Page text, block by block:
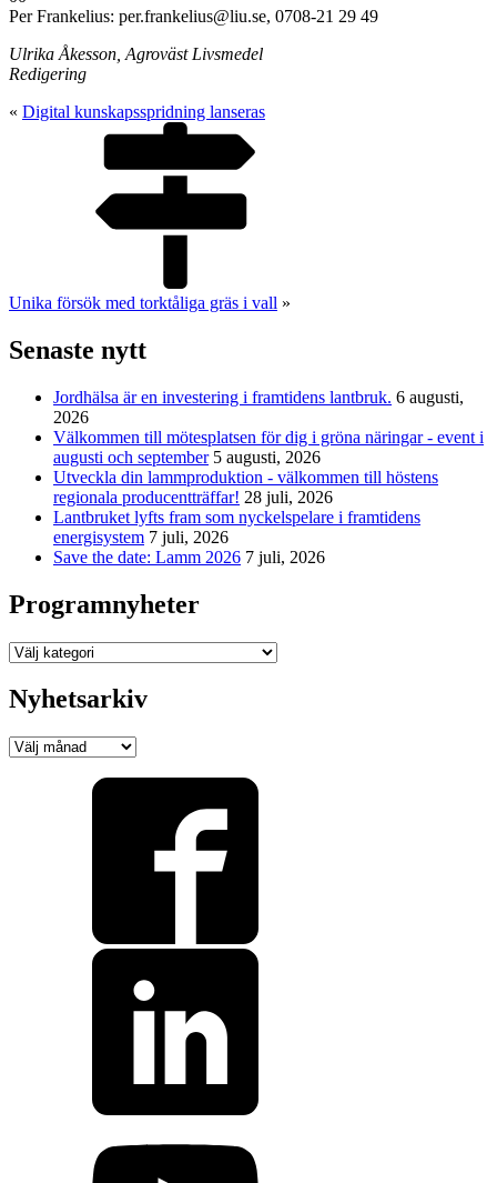
Per Frankelius: per.frankelius@liu.se, 0708-21 29 49
Ulrika Åkesson, Agroväst Livsmedel
Redigering
« Digital kunskapsspridning lanseras
Unika försök med torktåliga gräs i vall »
Senaste nytt
Jordhälsa är en investering i framtidens lantbruk. 6 augusti,
2026
Välkommen till mötesplatsen för dig i gröna näringar - event i
augusti och september 5 augusti, 2026
Utveckla din lammproduktion - välkommen till höstens
regionala producentträffar! 28 juli, 2026
Lantbruket lyfts fram som nyckelspelare i framtidens
energisystem 7 juli, 2026
Save the date: Lamm 2026 7 juli, 2026
Programnyheter
Programnyheter
Nyhetsarkiv
Nyhetsarkiv